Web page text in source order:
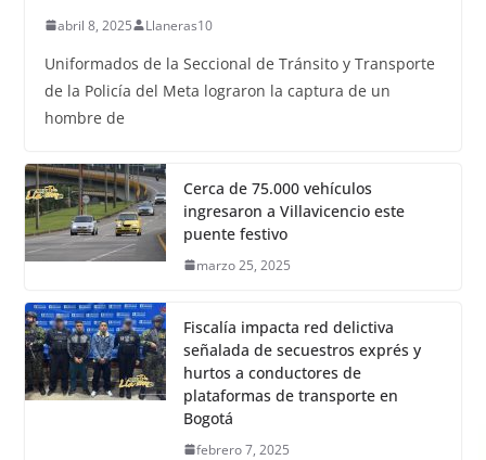
abril 8, 2025 Llaneras10
Uniformados de la Seccional de Tránsito y Transporte
de la Policía del Meta lograron la captura de un
hombre de
Cerca de 75.000 vehículos
ingresaron a Villavicencio este
puente festivo
marzo 25, 2025
Fiscalía impacta red delictiva
señalada de secuestros exprés y
hurtos a conductores de
plataformas de transporte en
Bogotá
febrero 7, 2025